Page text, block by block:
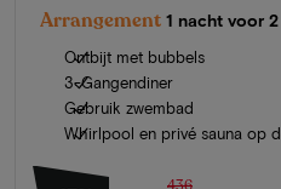
Arrangement 1 nacht voor
Ontbijt met bubbels
3-Gangendiner
Gebruik zwembad
Whirlpool en privé sauna op
436